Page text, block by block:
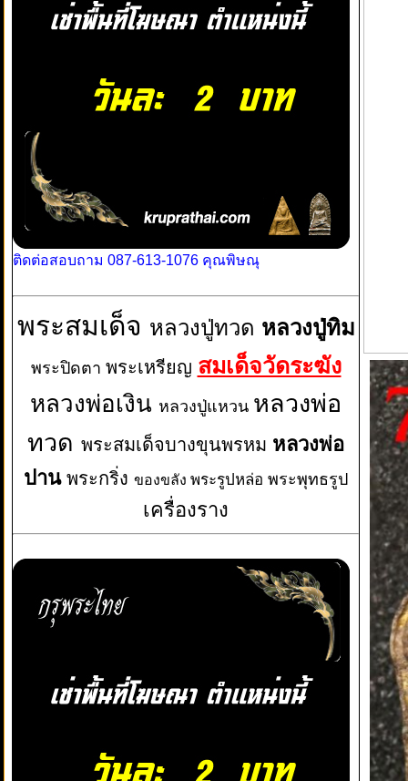
ติดต่อสอบถาม 087-613-1076 คุณพิษณุ
พระสมเด็จ หลวงปู่ทวด หลวงปู่ทิม
พระปิดตา พระเหรียญ สมเด็จวัดระฆัง
หลวงพ่อเงิน หลวงปู่แหวน หลวงพ่อ
ทวด พระสมเด็จบางขุนพรหม หลวงพ่อ
ปาน พระกริ่ง ของขลัง พระรูปหล่อ พระพุทธรูป
เครื่องราง